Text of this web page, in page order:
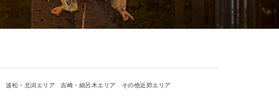
波松・北潟エリア 吉崎・細呂木エリア その他近郊エリア